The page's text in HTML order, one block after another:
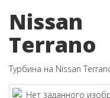
Nissan
Terrano
Турбина на Nissan